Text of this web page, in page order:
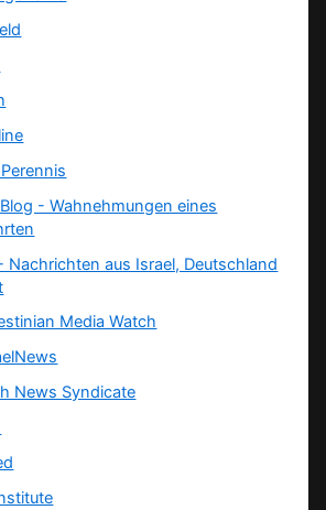
- Wahnehmungen eines
Nachrichten aus Israel, Deutschland
Media Watch
News Syndicate